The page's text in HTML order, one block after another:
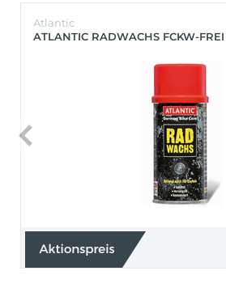
Atlantic
ATLANTIC RADWACHS FCKW-